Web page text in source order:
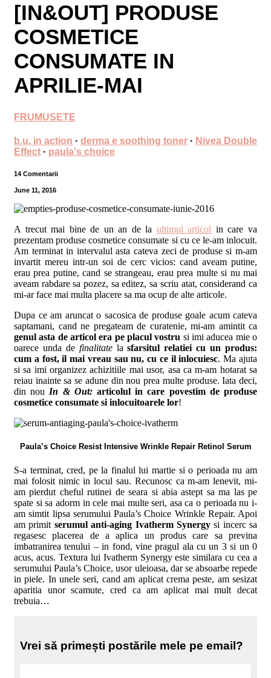
[IN&OUT] PRODUSE
COSMETICE
CONSUMATE IN
APRILIE-MAI
FRUMUSETE
b.u. in action · derma e soothing toner · Nivea Double
Effect · paula's choice
14 Comentarii
June 11, 2016
A trecut mai bine de un an de la ultimul articol in care va
prezentam produse cosmetice consumate si cu ce le-am inlocuit.
Am terminat in intervalul asta cateva zeci de produse si m-am
invartit mereu intr-un soi de cerc vicios: cand aveam putine,
erau prea putine, cand se strangeau, erau prea multe si nu mai
aveam rabdare sa pozez, sa editez, sa scriu atat, considerand ca
mi-ar face mai multa placere sa ma ocup de alte articole.
Dupa ce am aruncat o sacosica de produse goale acum cateva
saptamani, cand ne pregateam de curatenie, mi-am amintit ca
genul asta de articol era pe placul vostru si imi aducea mie o
oarece unda de finalitatelasfarsitul relatiei cu un produs:
cum a fost, il mai vreau sau nu, cu ce il inlocuiesc. Ma ajuta
si sa imi organizez achizitiile mai usor, asa ca m-am hotarat sa
reiau inainte sa se adune din nou prea multe produse. Iata deci,
din nou In & Out:articolul in care povestim de produse
cosmetice consumate si inlocuitoarele lor!
Paula’s Choice Resist Intensive Wrinkle Repair Retinol Serum
S-a terminat, cred, pe la finalul lui martie si o perioada nu am
mai folosit nimic in locul sau. Recunosc ca m-am lenevit, mi-
am pierdut cheful rutinei de seara si abia astept sa ma las pe
spate si sa adorm in cele mai multe seri, asa ca o perioada nu i-
am simtit lipsa serumului Paula’s Choice Wrinkle Repair. Apoi
am primit serumul anti-aging Ivatherm Synergysi incerc sa
regasesc placerea de a aplica un produs care sa previna
imbatranirea tenului – in fond, vine pragul ala cu un 3 si un 0
acus, acus. Textura lui Ivatherm Synergy este similara cu cea a
serumului Paula’s Choice, usor uleioasa, dar se absoarbe repede
in piele. In unele seri, cand am aplicat crema peste, am sesizat
aparitia unor scamute, cred ca am aplicat mai mult decat
trebuia…
Vrei să primești postările mele pe email?